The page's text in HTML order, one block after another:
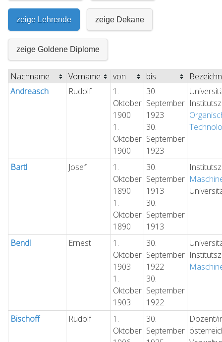
zeige Lehrende zeige Dekane
zeige Goldene Diplome
Nachname Vorname von bis
Andreasch
Rudolf
1.
Oktober
1900
1.
Oktober
1900
30.
September
1923
30.
September
1923
Bartl Josef
1.
Oktober
1890
1.
Oktober
1890
30.
September
1913
30.
September
1913
Bendl Ernest
1.
Oktober
1903
1.
Oktober
1903
30.
September
1922
30.
September
1922
Bischoff Rudolf
1.
Oktober
30.
September
Dozent/